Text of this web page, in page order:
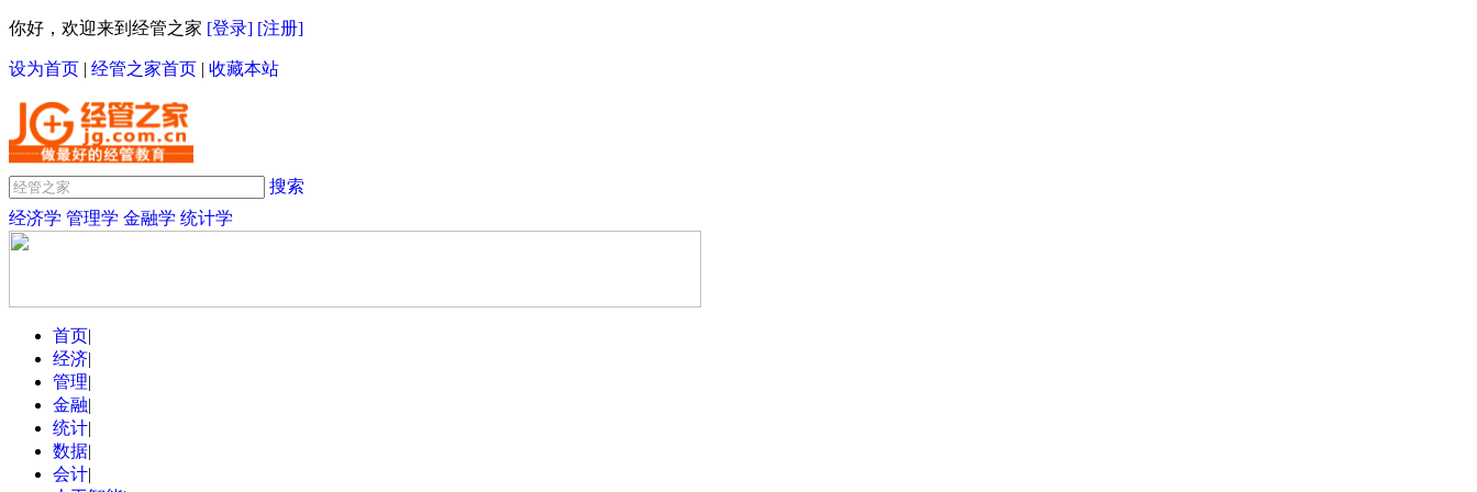
你好，欢迎来到经管之家 [登录] [注册]
设为首页 | 经管之家首页 | 收藏本站
搜索
经济学 管理学 金融学 统计学
首页|
经济|
管理|
金融|
统计|
数据|
会计|